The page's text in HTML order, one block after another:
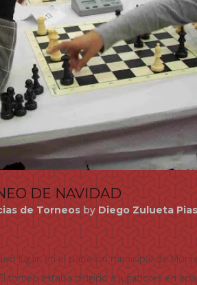
DE NAVIDAD
de Torneos byDiego Zulueta
lugar, en el pabellón municipal de
torneo estaba dirigido a jugadores en